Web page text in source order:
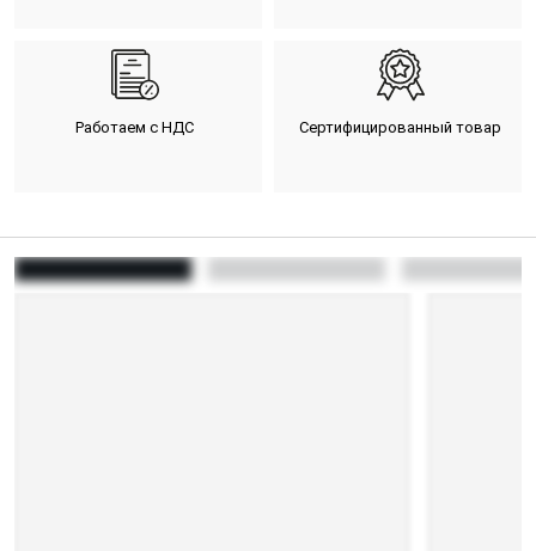
Работаем с НДС Сертифицированный товар